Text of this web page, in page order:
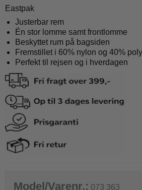
Eastpak
Justerbar rem
Én stor lomme samt frontlomme
Beskyttet rum på bagsiden
Fremstillet i 60% nylon og 40%
Perfekt til rejsen og i hverdagen
Model/Varenr.: 073 363